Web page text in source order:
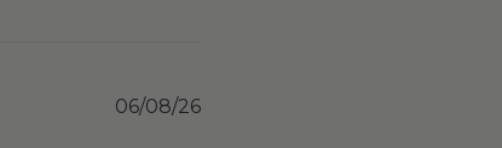
Published
06/08/26